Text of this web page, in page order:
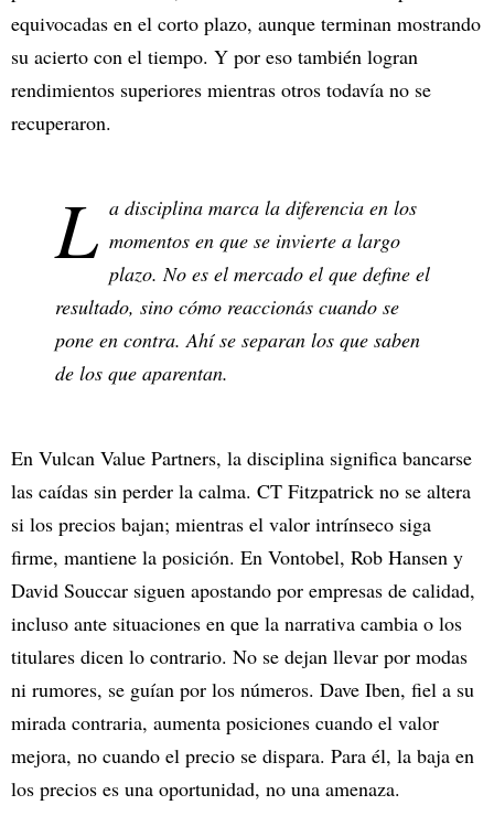
equivocadas en el corto plazo, aunque terminan mostrando
su acierto con el tiempo. Y por eso también logran
rendimientos superiores mientras otros todavía no se
recuperaron.
L a disciplina marca la diferencia en los
momentos en que se invierte a largo
plazo. No es el mercado el que define el
resultado, sino cómo reaccionás cuando se
pone en contra. Ahí se separan los que saben
de los que aparentan.
En Vulcan Value Partners, la disciplina significa bancarse
las caídas sin perder la calma. CT Fitzpatrick no se altera
si los precios bajan; mientras el valor intrínseco siga
firme, mantiene la posición. En Vontobel, Rob Hansen y
David Souccar siguen apostando por empresas de calidad,
incluso ante situaciones en que la narrativa cambia o los
titulares dicen lo contrario. No se dejan llevar por modas
ni rumores, se guían por los números. Dave Iben, fiel a su
mirada contraria, aumenta posiciones cuando el valor
mejora, no cuando el precio se dispara. Para él, la baja en
los precios es una oportunidad, no una amenaza.